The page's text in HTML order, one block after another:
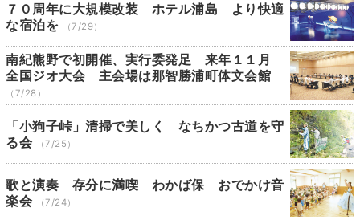
７０周年に大規模改装 ホテル浦島 より快適
な宿泊を
（7/29）
南紀熊野で初開催、実行委発足 来年１１月
全国ジオ大会 主会場は那智勝浦町体文会館
（7/28）
「小狗子峠」清掃で美しく なちかつ古道を守
る会
（7/25）
歌と演奏 存分に満喫 わかば保 おでかけ音
楽会
（7/24）